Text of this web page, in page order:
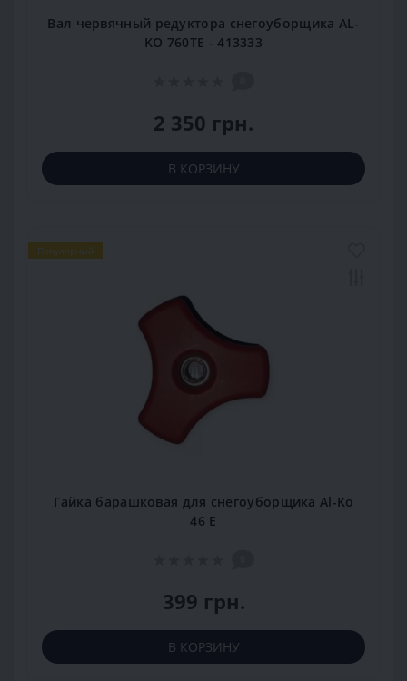
Вал червячный редуктора снегоуборщика AL-
KO 760TE - 413333
2 350 грн.
В КОРЗИНУ
Популярный
Гайка барашковая для снегоуборщика Al-Ko
46 E
399 грн.
В КОРЗИНУ